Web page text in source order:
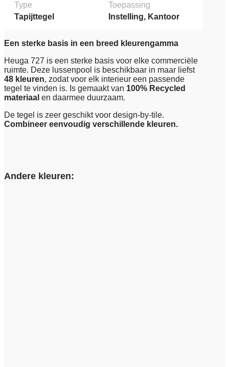
Type
Tapijttegel
Toepassing
Instelling, Kantoor
Een sterke basis in een breed kleurengamma
Heuga 727 is een sterke basis voor elke commerciële
ruimte. Deze lussenpool is beschikbaar in maar liefst
48 kleuren, zodat voor elk interieur een passende
tegel te vinden is. Is gemaakt van 100% Recycled
materiaal en daarmee duurzaam.
De tegel is zeer geschikt voor design-by-tile.
Combineer eenvoudig verschillende kleuren.
Andere kleuren: